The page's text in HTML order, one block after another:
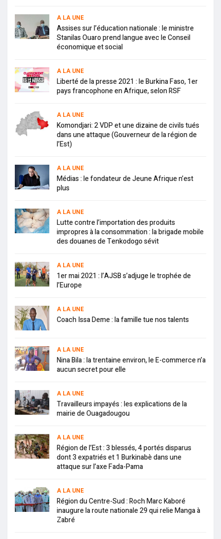
A LA UNE
Assises sur l’éducation nationale : le ministre
Stanilas Ouaro prend langue avec le Conseil
économique et social
A LA UNE
Liberté de la presse 2021 : le Burkina Faso, 1er
pays francophone en Afrique, selon RSF
A LA UNE
Komondjari: 2 VDP et une dizaine de civils tués
dans une attaque (Gouverneur de la région de
l’Est)
A LA UNE
Médias : le fondateur de Jeune Afrique n’est
plus
A LA UNE
Lutte contre l’importation des produits
impropres à la consommation : la brigade mobile
des douanes de Tenkodogo sévit
A LA UNE
1er mai 2021 : l’AJSB s’adjuge le trophée de
l’Europe
A LA UNE
Coach Issa Deme : la famille tue nos talents
A LA UNE
Nina Bila : la trentaine environ, le E-commerce n’a
aucun secret pour elle
A LA UNE
Travailleurs impayés : les explications de la
mairie de Ouagadougou
A LA UNE
Région de l’Est : 3 blessés, 4 portés disparus
dont 3 expatriés et 1 Burkinabè dans une
attaque sur l’axe Fada-Pama
A LA UNE
Région du Centre-Sud : Roch Marc Kaboré
inaugure la route nationale 29 qui relie Manga à
Zabré